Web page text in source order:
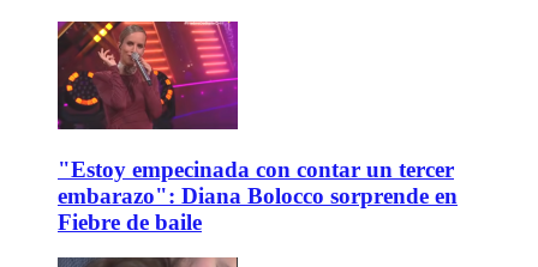
"Estoy empecinada con contar un tercer
embarazo": Diana Bolocco sorprende en
Fiebre de baile